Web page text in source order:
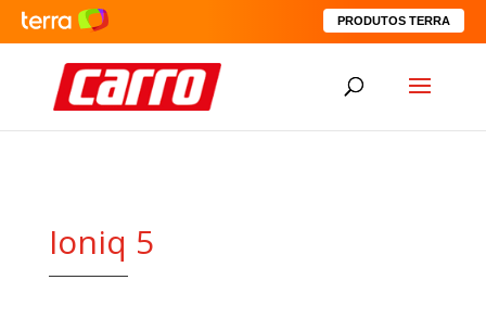
PRODUTOS TERRA
Ioniq 5